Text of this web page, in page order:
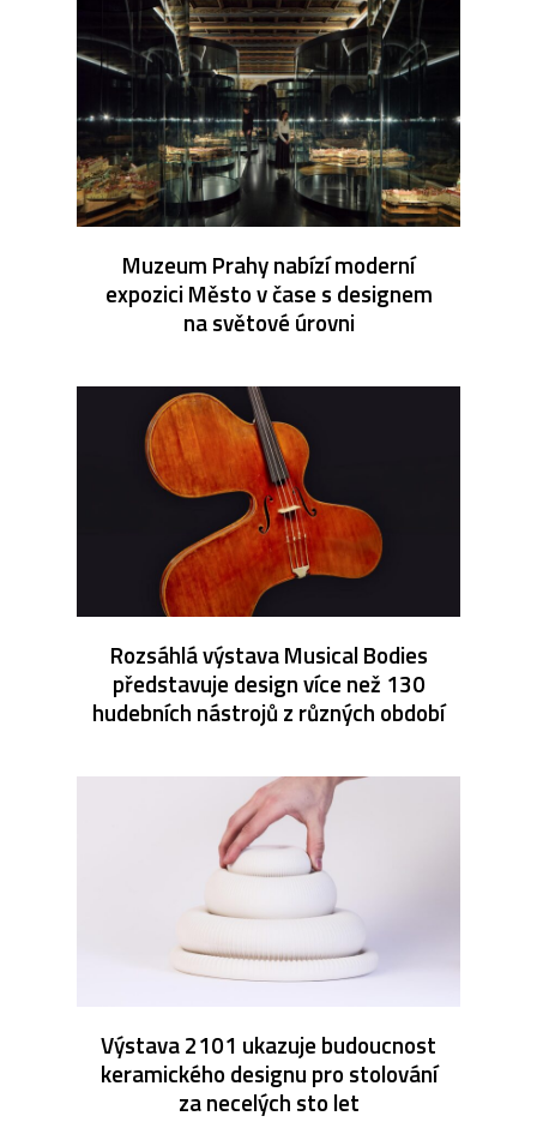
Muzeum Prahy nabízí moderní
expozici Město v čase s designem
na světové úrovni
Rozsáhlá výstava Musical Bodies
představuje design více než 130
hudebních nástrojů z různých období
Výstava 2101 ukazuje budoucnost
keramického designu pro stolování
za necelých sto let